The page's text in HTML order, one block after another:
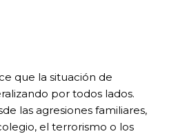
que la situación de
por todos lados.
las agresiones familiares,
el terrorismo o los